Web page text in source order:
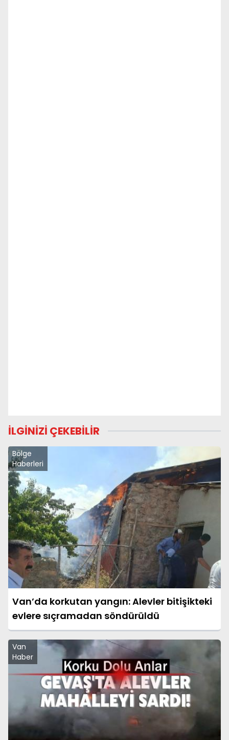
İLGİNİZİ ÇEKEBİLİR
Bölge
Haberleri
Van’da korkutan yangın: Alevler bitişikteki
evlere sıçramadan söndürüldü
Van
Haber